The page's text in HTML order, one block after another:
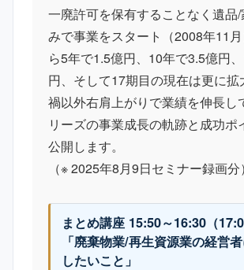
一廃許可を保有することなく遺品
みで事業をスタート（2008年11
ら5年で1.5億円、10年で3.5億円
円、そして17期目の現在は更に拡
禍以外右肩上がりで業績を伸長し
リーズの事業成長の軌跡と成功ポ
公開します。
（※ 2025年8月9日セミナー録画分）
まとめ講座 15:50～16:30（
「廃棄物業/再生資源業の経営
したいこと」